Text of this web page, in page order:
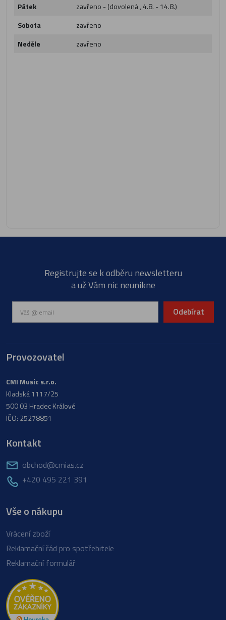
Pátek
zavřeno - (dovolená , 4.8. - 14.8.)
Sobota
zavřeno
Neděle
zavřeno
Registrujte se k odběru newsletteru
a už Vám nic neunikne
Odebírat
Provozovatel
CMI Music s.r.o.
Kladská 1117/25
500 03 Hradec Králové
IČO: 25278851
Kontakt
obchod@cmias.cz
+420 495 221 391
Vše o nákupu
Vrácení zboží
Reklamační řád pro spotřebitele
Reklamační formulář